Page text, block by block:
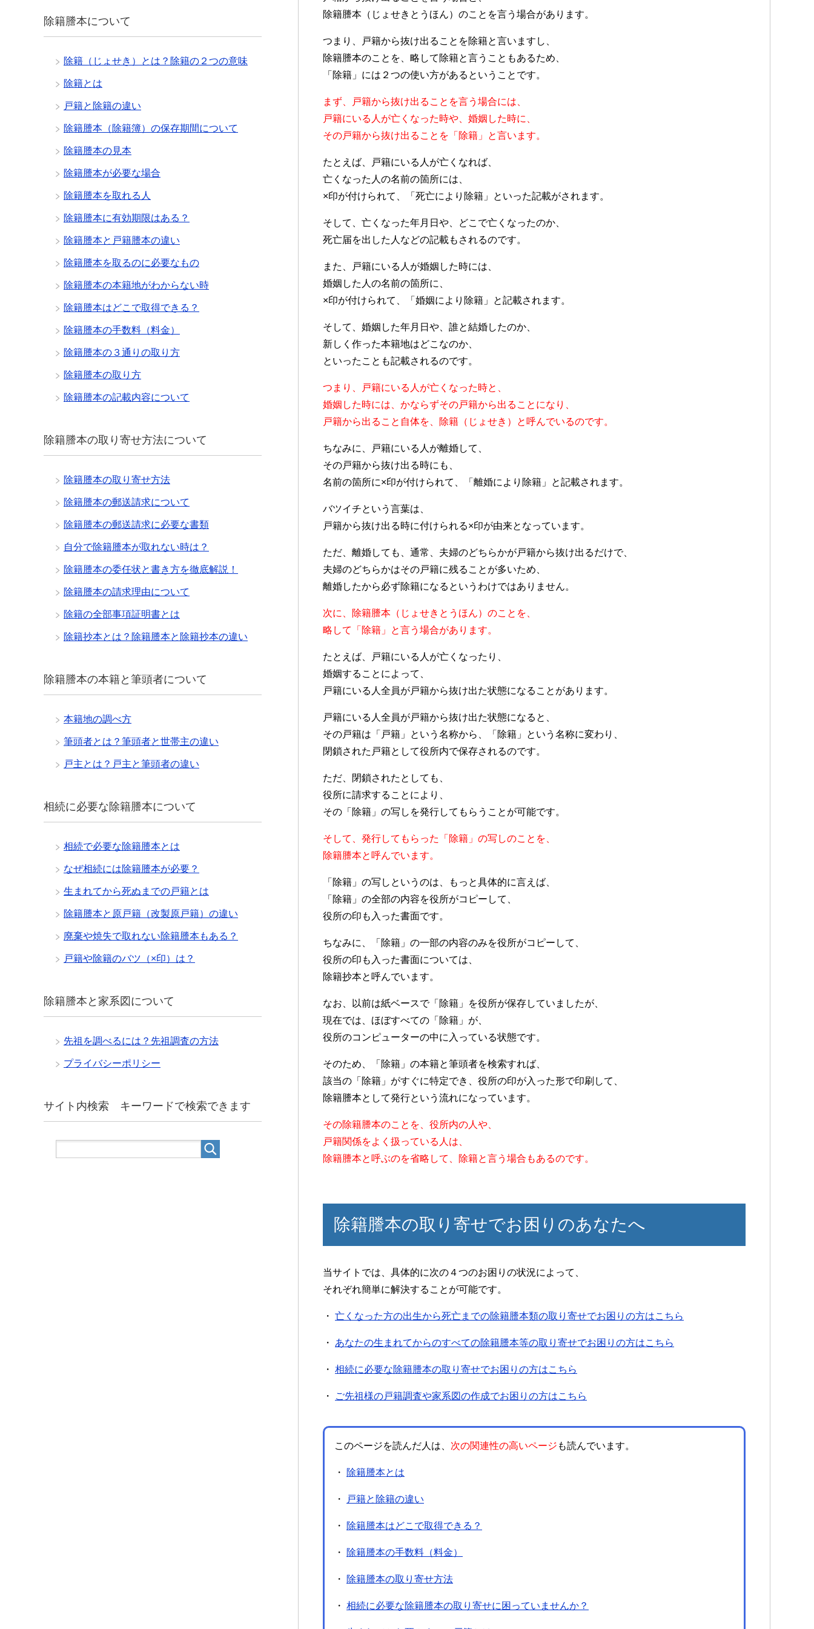
除籍謄本（じょせきとうほん）のことを言う場合があります。
つまり、戸籍から抜け出ることを除籍と言いますし、
除籍謄本のことを、略して除籍と言うこともあるため、
「除籍」には２つの使い方があるということです。
まず、戸籍から抜け出ることを言う場合には、
戸籍にいる人が亡くなった時や、婚姻した時に、
その戸籍から抜け出ることを「除籍」と言います。
たとえば、戸籍にいる人が亡くなれば、
亡くなった人の名前の箇所には、
×印が付けられて、「死亡により除籍」といった記載がされます。
そして、亡くなった年月日や、どこで亡くなったのか、
死亡届を出した人などの記載もされるのです。
また、戸籍にいる人が婚姻した時には、
婚姻した人の名前の箇所に、
×印が付けられて、「婚姻により除籍」と記載されます。
そして、婚姻した年月日や、誰と結婚したのか、
新しく作った本籍地はどこなのか、
といったことも記載されるのです。
つまり、戸籍にいる人が亡くなった時と、
婚姻した時には、かならずその戸籍から出ることになり、
戸籍から出ること自体を、除籍（じょせき）と呼んでいるのです。
ちなみに、戸籍にいる人が離婚して、
その戸籍から抜け出る時にも、
名前の箇所に×印が付けられて、「離婚により除籍」と記載されます。
バツイチという言葉は、
戸籍から抜け出る時に付けられる×印が由来となっています。
ただ、離婚しても、通常、夫婦のどちらかが戸籍から抜け出るだけで、
夫婦のどちらかはその戸籍に残ることが多いため、
離婚したから必ず除籍になるというわけではありません。
次に、除籍謄本（じょせきとうほん）のことを、
略して「除籍」と言う場合があります。
たとえば、戸籍にいる人が亡くなったり、
婚姻することによって、
戸籍にいる人全員が戸籍から抜け出た状態になることがあります。
戸籍にいる人全員が戸籍から抜け出た状態になると、
その戸籍は「戸籍」という名称から、「除籍」という名称に変わり、
閉鎖された戸籍として役所内で保存されるのです。
ただ、閉鎖されたとしても、
役所に請求することにより、
その「除籍」の写しを発行してもらうことが可能です。
そして、発行してもらった「除籍」の写しのことを、
除籍謄本と呼んでいます。
「除籍」の写しというのは、もっと具体的に言えば、
「除籍」の全部の内容を役所がコピーして、
役所の印も入った書面です。
ちなみに、「除籍」の一部の内容のみを役所がコピーして、
役所の印も入った書面については、
除籍抄本と呼んでいます。
なお、以前は紙ベースで「除籍」を役所が保存していましたが、
現在では、ほぼすべての「除籍」が、
役所のコンピューターの中に入っている状態です。
そのため、「除籍」の本籍と筆頭者を検索すれば、
該当の「除籍」がすぐに特定でき、役所の印が入った形で印刷して、
除籍謄本として発行という流れになっています。
その除籍謄本のことを、役所内の人や、
戸籍関係をよく扱っている人は、
除籍謄本と呼ぶのを省略して、除籍と言う場合もあるのです。
除籍謄本の取り寄せでお困りのあなたへ
当サイトでは、具体的に次の４つのお困りの状況によって、
それぞれ簡単に解決することが可能です。
・ 亡くなった方の出生から死亡までの除籍謄本類の取り寄せでお困りの方はこちら
・ あなたの生まれてからのすべての除籍謄本等の取り寄せでお困りの方はこちら
・ 相続に必要な除籍謄本の取り寄せでお困りの方はこちら
・ ご先祖様の戸籍調査や家系図の作成でお困りの方はこちら
このページを読んだ人は、 次の関連性の高いページ も読んでいます。
・ 除籍謄本とは
・ 戸籍と除籍の違い
・ 除籍謄本はどこで取得できる？
・ 除籍謄本の手数料（料金）
・ 除籍謄本の取り寄せ方法
・ 相続に必要な除籍謄本の取り寄せに困っていませんか？
除籍謄本について
除籍（じょせき）とは？除籍の２つの意味
除籍とは
戸籍と除籍の違い
除籍謄本（除籍簿）の保存期間について
除籍謄本の見本
除籍謄本が必要な場合
除籍謄本を取れる人
除籍謄本に有効期限はある？
除籍謄本と戸籍謄本の違い
除籍謄本を取るのに必要なもの
除籍謄本の本籍地がわからない時
除籍謄本はどこで取得できる？
除籍謄本の手数料（料金）
除籍謄本の３通りの取り方
除籍謄本の取り方
除籍謄本の記載内容について
除籍謄本の取り寄せ方法について
除籍謄本の取り寄せ方法
除籍謄本の郵送請求について
除籍謄本の郵送請求に必要な書類
自分で除籍謄本が取れない時は？
除籍謄本の委任状と書き方を徹底解説！
除籍謄本の請求理由について
除籍の全部事項証明書とは
除籍抄本とは？除籍謄本と除籍抄本の違い
除籍謄本の本籍と筆頭者について
本籍地の調べ方
筆頭者とは？筆頭者と世帯主の違い
戸主とは？戸主と筆頭者の違い
相続に必要な除籍謄本について
相続で必要な除籍謄本とは
なぜ相続には除籍謄本が必要？
生まれてから死ぬまでの戸籍とは
除籍謄本と原戸籍（改製原戸籍）の違い
廃棄や焼失で取れない除籍謄本もある？
戸籍や除籍のバツ（×印）は？
除籍謄本と家系図について
先祖を調べるには？先祖調査の方法
プライバシーポリシー
サイト内検索 キーワードで検索できます